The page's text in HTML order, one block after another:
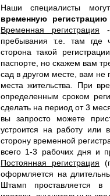
Наши специалисты
временную
Временная регистрация -
пребывания т.е. там где
сторона такой
паспорте, но скажем вам
сад в другом месте, вам не
места жительства. При
определенным сроком
сделать на период от 3
вы запросто можете
устроится на работу или
сторону временной
всего 1-3 рабочих дня и
Постоянная регистрация
оформляется на
Штамп проставляется в